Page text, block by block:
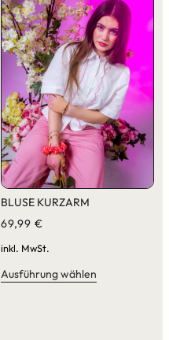
BLUSE KURZARM
69,99 €
inkl. MwSt.
Ausführung wählen